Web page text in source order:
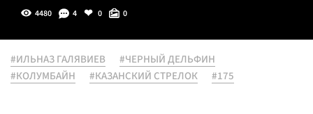
4480 4 0 0
#ИЛЬНАЗ ГАЛЯВИЕВ
#ЧЕРНЫЙ ДЕЛЬФИН
#КОЛУМБАЙН
#КАЗАНСКИЙ СТРЕЛОК #175